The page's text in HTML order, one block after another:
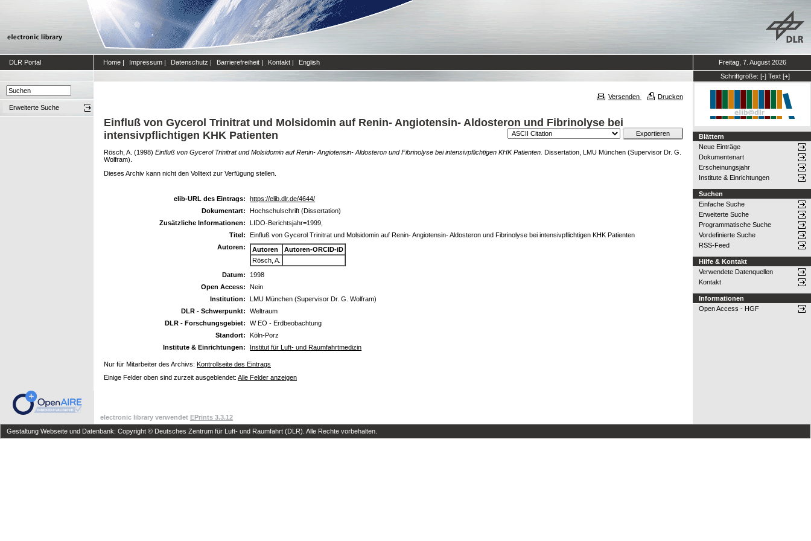
DLR Portal Home | Impressum | Datenschutz | Barrierefreiheit | Kontakt | English
Freitag, 7. August 2026
Schriftgröße: [-] Text [+]
Erweiterte Suche
Versenden Drucken
Einfluß von Gycerol Trinitrat und Molsidomin auf Renin- Angiotensin- Aldosteron und Fibrinolyse bei
intensivpflichtigen KHK Patienten
Rösch, A. (1998) Einfluß von Gycerol Trinitrat und Molsidomin auf Renin- Angiotensin- Aldosteron und Fibrinolyse bei intensivpflichtigen KHK Patienten. Dissertation, LMU München (Supervisor Dr. G.
Wolfram).
Dieses Archiv kann nicht den Volltext zur Verfügung stellen.
elib-URL des Eintrags:
https://elib.dlr.de/4644/
Dokumentart:
Hochschulschrift (Dissertation)
Zusätzliche Informationen:
LIDO-Berichtsjahr=1999,
Titel:
Einfluß von Gycerol Trinitrat und Molsidomin auf Renin- Angiotensin- Aldosteron und Fibrinolyse bei intensivpflichtigen KHK Patienten
Autoren:
Autoren
Autoren-ORCID-iD
Rösch, A.
Datum:
1998
Open Access:
Nein
Institution:
LMU München (Supervisor Dr. G. Wolfram)
DLR - Schwerpunkt:
Weltraum
DLR - Forschungsgebiet:
W EO - Erdbeobachtung
Standort:
Köln-Porz
Institute & Einrichtungen:
Institut für Luft- und Raumfahrtmedizin
Nur für Mitarbeiter des Archivs: Kontrollseite des Eintrags
Einige Felder oben sind zurzeit ausgeblendet: Alle Felder anzeigen
Blättern
Neue Einträge
Dokumentenart
Erscheinungsjahr
Institute & Einrichtungen
Suchen
Einfache Suche
Erweiterte Suche
Programmatische Suche
Vordefinierte Suche
RSS-Feed
Hilfe & Kontakt
Verwendete Datenquellen
Kontakt
Informationen
Open Access - HGF
electronic library verwendet EPrints 3.3.12
Gestaltung Webseite und Datenbank: Copyright © Deutsches Zentrum für Luft- und Raumfahrt (DLR). Alle Rechte vorbehalten.